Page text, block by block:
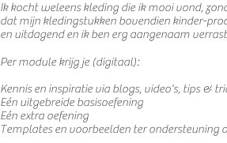
Ik kocht weleens kleding die ik mooi vond,
dat mijn kledingstukken bovendien kinder-
en uitdagend en ik ben erg aangenaam
Per module krijg je (digitaal):
Kennis en inspiratie via blogs, video's, tips &
Eén uitgebreide basisoefening
Eén extra oefening
Templates en voorbeelden ter ondersteuning